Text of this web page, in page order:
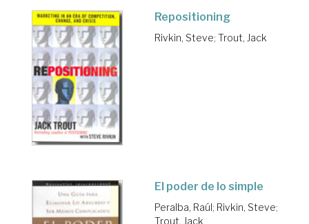
Repositioning
Rivkin, Steve; Trout, Jack
El poder de lo simple
Peralba, Raúl; Rivkin, Steve;
Trout, Jack